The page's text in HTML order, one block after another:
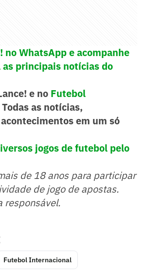
no WhatsApp e acompanhe
principais notícias do
e no Futebol
Todas as notícias,
em um só
jogos de futebol pelo
de 18 anos para participar
de jogo de apostas.
responsável.
Futebol Internacional